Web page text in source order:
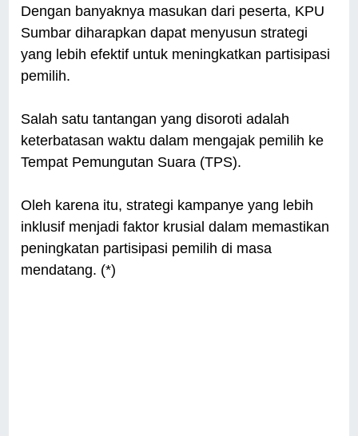
Dengan banyaknya masukan dari peserta, KPU
Sumbar diharapkan dapat menyusun strategi
yang lebih efektif untuk meningkatkan partisipasi
pemilih.
Salah satu tantangan yang disoroti adalah
keterbatasan waktu dalam mengajak pemilih ke
Tempat Pemungutan Suara (TPS).
Oleh karena itu, strategi kampanye yang lebih
inklusif menjadi faktor krusial dalam memastikan
peningkatan partisipasi pemilih di masa
mendatang. (*)